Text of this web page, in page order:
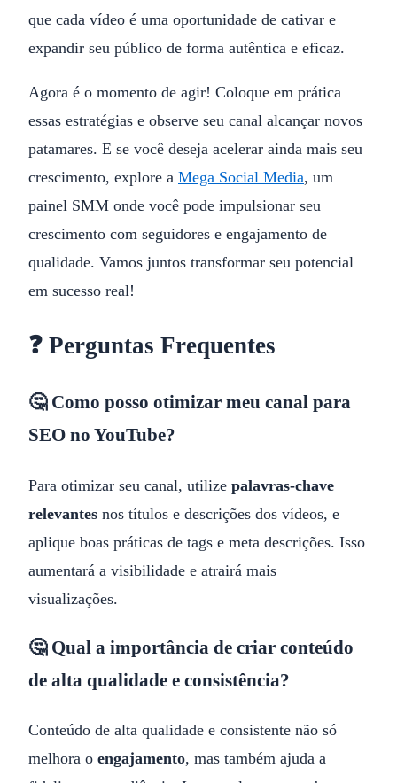
que cada vídeo é uma oportunidade de cativar e
expandir seu público de forma autêntica e eficaz.
Agora é o momento de agir! Coloque em prática
essas estratégias e observe seu canal alcançar novos
patamares. E se você deseja acelerar ainda mais seu
crescimento, explore a Mega Social Media, um
painel SMM onde você pode impulsionar seu
crescimento com seguidores e engajamento de
qualidade. Vamos juntos transformar seu potencial
em sucesso real!
❓ Perguntas Frequentes
🤔 Como posso otimizar meu canal para
SEO no YouTube?
Para otimizar seu canal, utilize palavras-chave
relevantes nos títulos e descrições dos vídeos, e
aplique boas práticas de tags e meta descrições. Isso
aumentará a visibilidade e atrairá mais
visualizações.
🤔 Qual a importância de criar conteúdo
de alta qualidade e consistência?
Conteúdo de alta qualidade e consistente não só
melhora o engajamento, mas também ajuda a